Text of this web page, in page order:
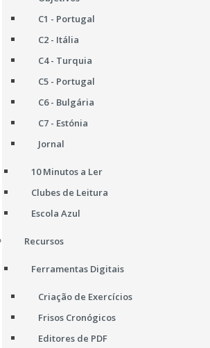
C1 - Portugal
C2 - Itália
C4 - Turquia
C5 - Portugal
C6 - Bulgária
C7 - Estónia
Jornal
10 Minutos a Ler
Clubes de Leitura
Escola Azul
Recursos
Ferramentas Digitais
Criação de Exercícios
Frisos Cronógicos
Editores de PDF